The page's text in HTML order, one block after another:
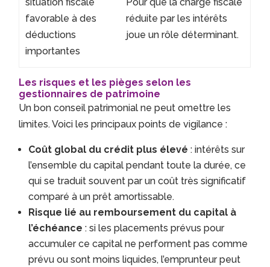
favorable à des
déductions
importantes
réduite par les intérêts
joue un rôle déterminant.
Les risques et les pièges selon les
gestionnaires de patrimoine
Un bon conseil patrimonial ne peut omettre les
limites. Voici les principaux points de vigilance :
Coût global du crédit plus élevé : intérêts sur
l’ensemble du capital pendant toute la durée, ce
qui se traduit souvent par un coût très significatif
comparé à un prêt amortissable.
Risque lié au remboursement du capital à
l’échéance : si les placements prévus pour
accumuler ce capital ne performent pas comme
prévu ou sont moins liquides, l’emprunteur peut